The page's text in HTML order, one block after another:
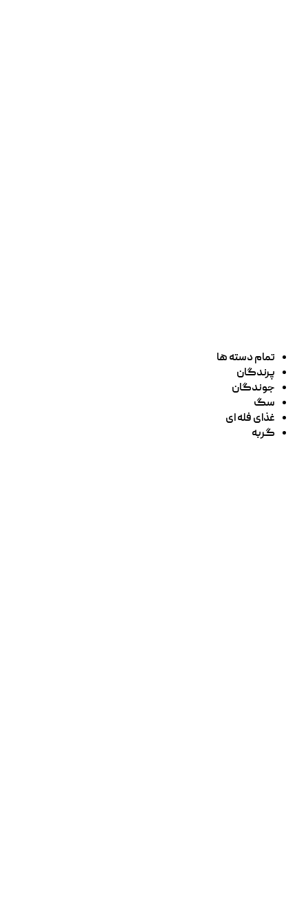
تمام دسته ها
پرندگان
جوندگان
سگ
غذای فله ای
گربه